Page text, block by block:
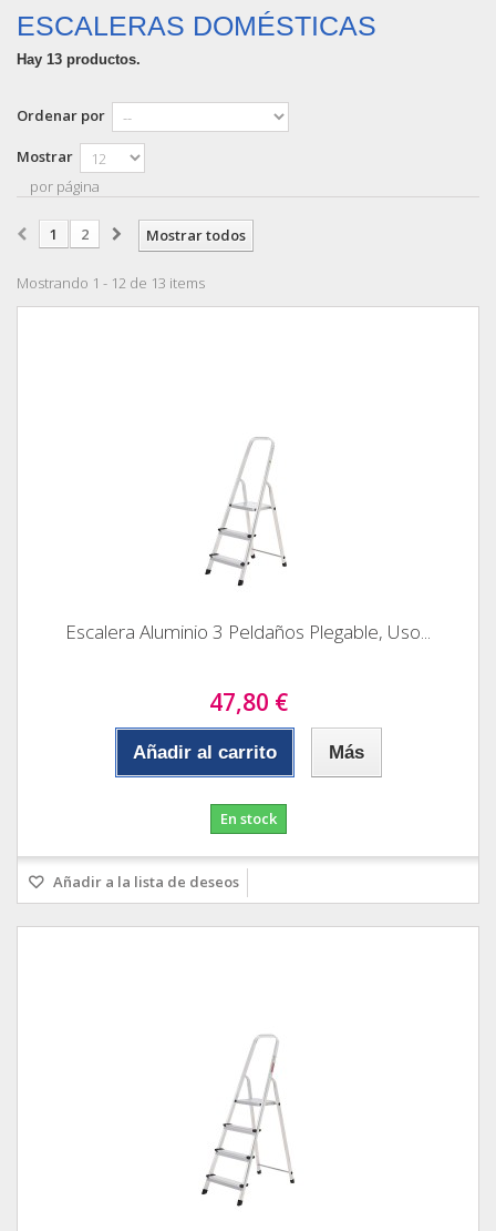
ESCALERAS DOMÉSTICAS
Hay 13 productos.
Ordenar por
Mostrar
por página
Mostrar todos
1 2
Mostrando 1 - 12 de 13 items
Escalera Aluminio 3 Peldaños Plegable, Uso...
47,80 €
Añadir al carrito Más
En stock
Añadir a la lista de deseos